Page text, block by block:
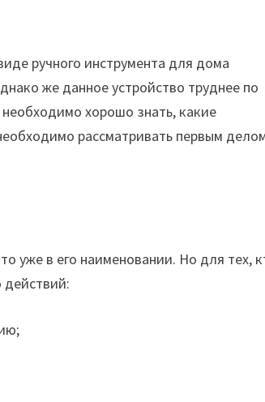
ручного инструмента для дома
же данное устройство труднее по
хорошо знать, какие
рассматривать первым
уже в его наименовании. Но для тех,
действий: